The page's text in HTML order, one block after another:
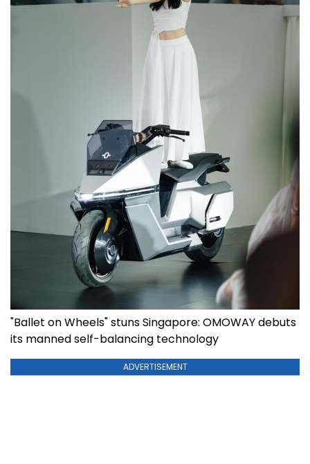
"Ballet on Wheels" stuns Singapore: OMOWAY debuts
its manned self-balancing technology
ADVERTISEMENT